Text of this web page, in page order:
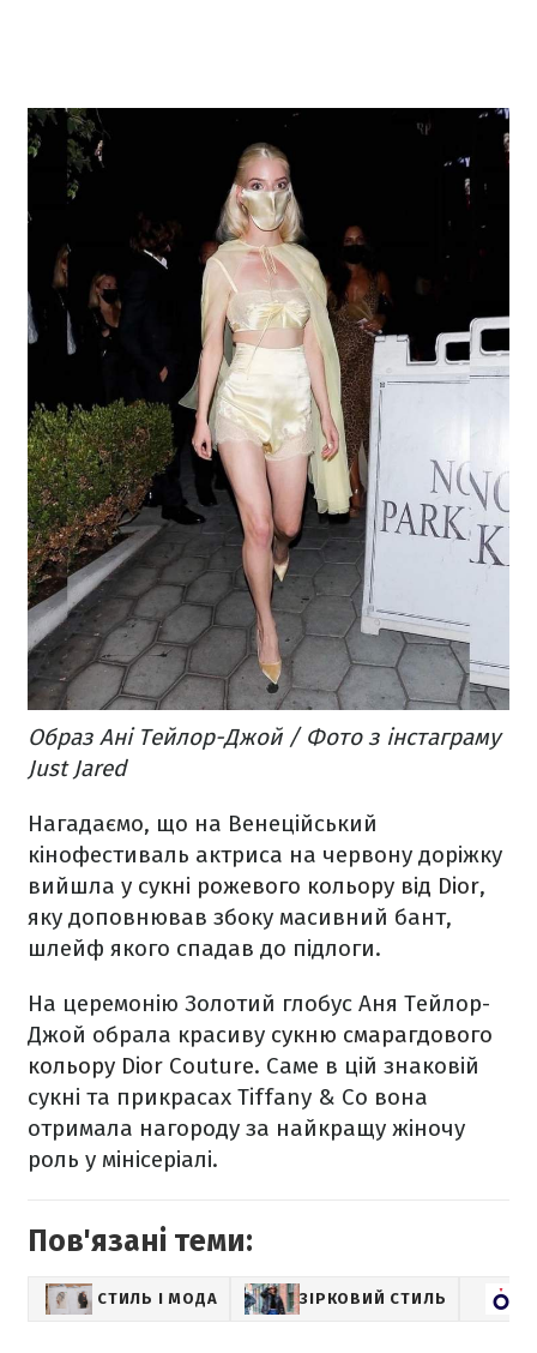
Образ Ані Тейлор-Джой / Фото з інстаграму
Just Jared
Нагадаємо, що на Венеційський
кінофестиваль актриса на червону доріжку
вийшла у сукні рожевого кольору від Dior,
яку доповнював збоку масивний бант,
шлейф якого спадав до підлоги.
На церемонію Золотий глобус Аня Тейлор-
Джой обрала красиву сукню смарагдового
кольору Dior Couture. Саме в цій знаковій
сукні та прикрасах Tiffany & Co вона
отримала нагороду за найкращу жіночу
роль у мінісеріалі.
Пов'язані теми:
СТИЛЬ І МОДА ЗІРКОВИЙ СТИЛЬ